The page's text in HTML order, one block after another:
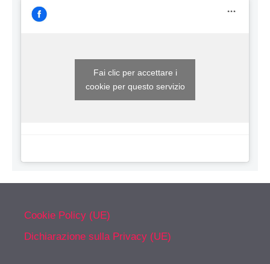
Fai clic per accettare i
cookie per questo servizio
Cookie Policy (UE)
Dichiarazione sulla Privacy (UE)